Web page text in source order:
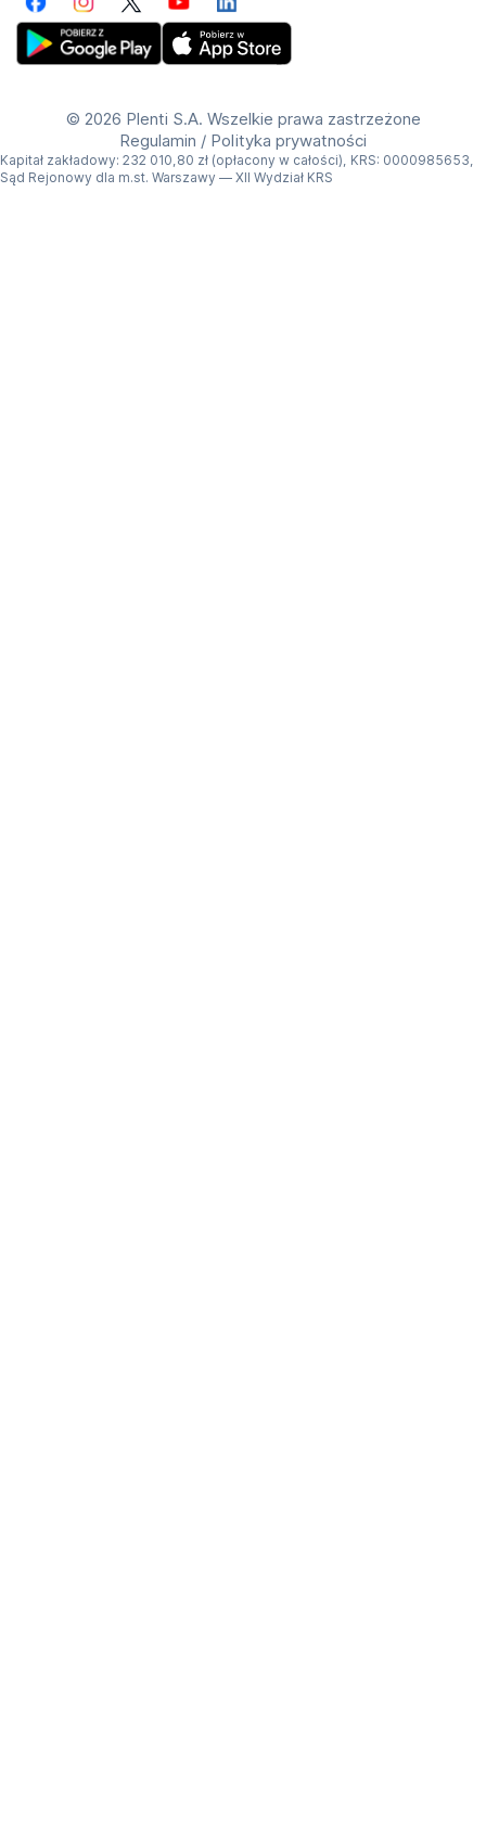
FacebookInstagramTwitterYouTubeLinkedIn
© 2026 Plenti S.A. Wszelkie prawa zastrzeżone
Regulamin / Polityka prywatności
Kapitał zakładowy: 232 010,80 zł (opłacony w całości), KRS: 0000985653,
Sąd Rejonowy dla m.st. Warszawy — XII Wydział KRS